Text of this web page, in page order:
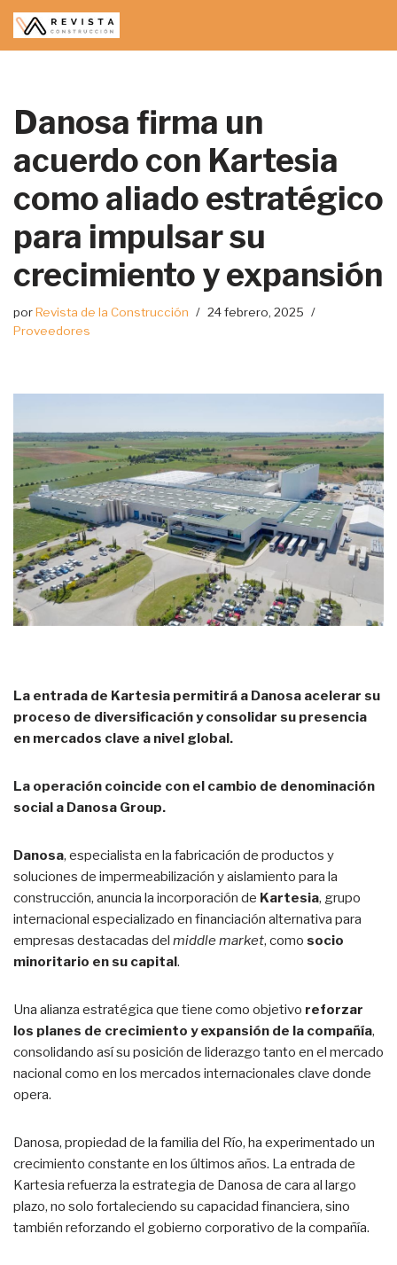
Saltar
Danosa firma un
acuerdo con Kartesia
como aliado estratégico
para impulsar su
crecimiento y expansión
porRevista de la Construcción
24 febrero, 2025
Proveedores
La entrada de Kartesia permitirá a Danosa acelerar su
proceso de diversificación y consolidar su presencia
en mercados clave a nivel global.
La operación coincide con el cambio de denominación
social a Danosa Group.
Danosa, especialista en la fabricación de productos y
soluciones de impermeabilización y aislamiento para la
construcción, anuncia la incorporación de Kartesia, grupo
internacional especializado en financiación alternativa para
empresas destacadas del middle market, como socio
minoritario en su capital .
Una alianza estratégica que tiene como objetivo reforzar
los planes de crecimiento y expansión de la compañía,
consolidando así su posición de liderazgo tanto en el mercado
nacional como en los mercados internacionales clave donde
opera.
Danosa, propiedad de la familia del Río, ha experimentado un
crecimiento constante en los últimos años. La entrada de
Kartesia refuerza la estrategia de Danosa de cara al largo
plazo, no solo fortaleciendo su capacidad financiera, sino
también reforzando el gobierno corporativo de la compañía.